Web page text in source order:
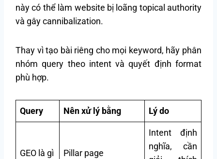
này có thể làm website bị loãng topical authority
và gây cannibalization.
Thay vì tạo bài riêng cho mọi keyword, hãy phân
nhóm query theo intent và quyết định format
phù hợp.
Query Nên xử lý bằng Lý do
GEO là gì Pillar page
Intent định
nghĩa, cần